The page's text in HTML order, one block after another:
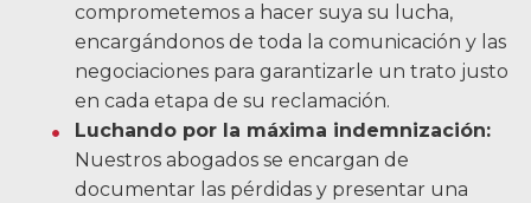
comprometemos a hacer suya su lucha,
encargándonos de toda la comunicación y las
negociaciones para garantizarle un trato justo
en cada etapa de su reclamación.
Luchando por la máxima indemnización:
Nuestros abogados se encargan de
documentar las pérdidas y presentar una